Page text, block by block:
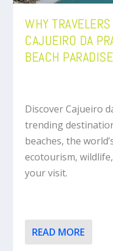
WHY
CAJUEIRO DA
BEACH
Discover Cajueiro
trending
beaches, the
ecotourism,
your visit.
READ MORE